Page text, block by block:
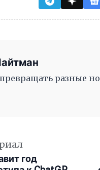
разные
год